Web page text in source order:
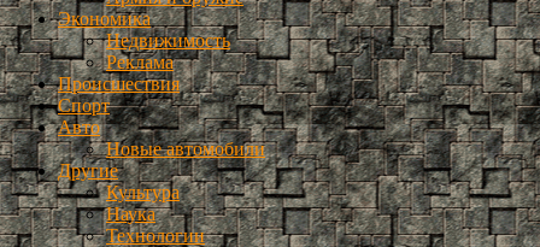
Экономика
Недвижимость
Реклама
Происшествия
Спорт
Авто
Новые автомобили
Другие
Культура
Наука
Технологии